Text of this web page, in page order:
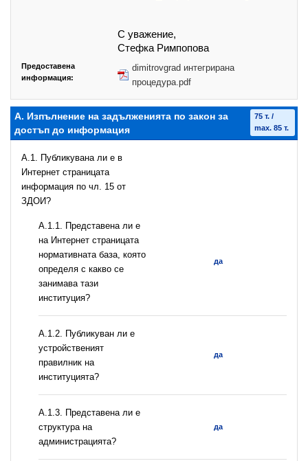
С уважение,
Стефка Римпопова
Предоставена
информация:
dimitrovgrad интегрирана
процедура.pdf
А. Изпълнение на задълженията по закон за
достъп до информация
75 т. /
max. 85 т.
A.1. Публикувана ли е в
Интернет страницата
информация по чл. 15 от
ЗДОИ?
A.1.1. Представена ли е
на Интернет страницата
нормативната база, която
определя с какво се
занимава тази
институция?
да
A.1.2. Публикуван ли е
устройственият
правилник на
институцията?
да
A.1.3. Представена ли е
структура на
администрацията?
да